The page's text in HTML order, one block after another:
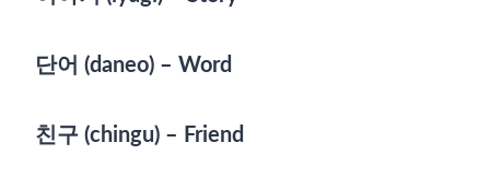
단어 (daneo) – Word
친구 (chingu) – Friend